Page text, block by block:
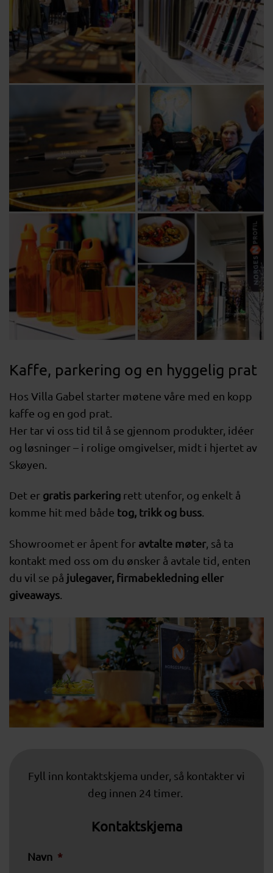
Kaffe, parkering og en hyggelig prat
Hos Villa Gabel starter møtene våre med en kopp
kaffe og en god prat.
Her tar vi oss tid til å se gjennom produkter, idéer
og løsninger – i rolige omgivelser, midt i hjertet av
Skøyen.
Det er gratis parkering rett utenfor, og enkelt å
komme hit med både tog, trikk og buss.
Showroomet er åpent for avtalte møter, så ta
kontakt med oss om du ønsker å avtale tid, enten
du vil se på julegaver, firmabekledning eller
giveaways.
Fyll inn kontaktskjema under, så kontakter vi
deg innen 24 timer.
Kontaktskjema
Navn *